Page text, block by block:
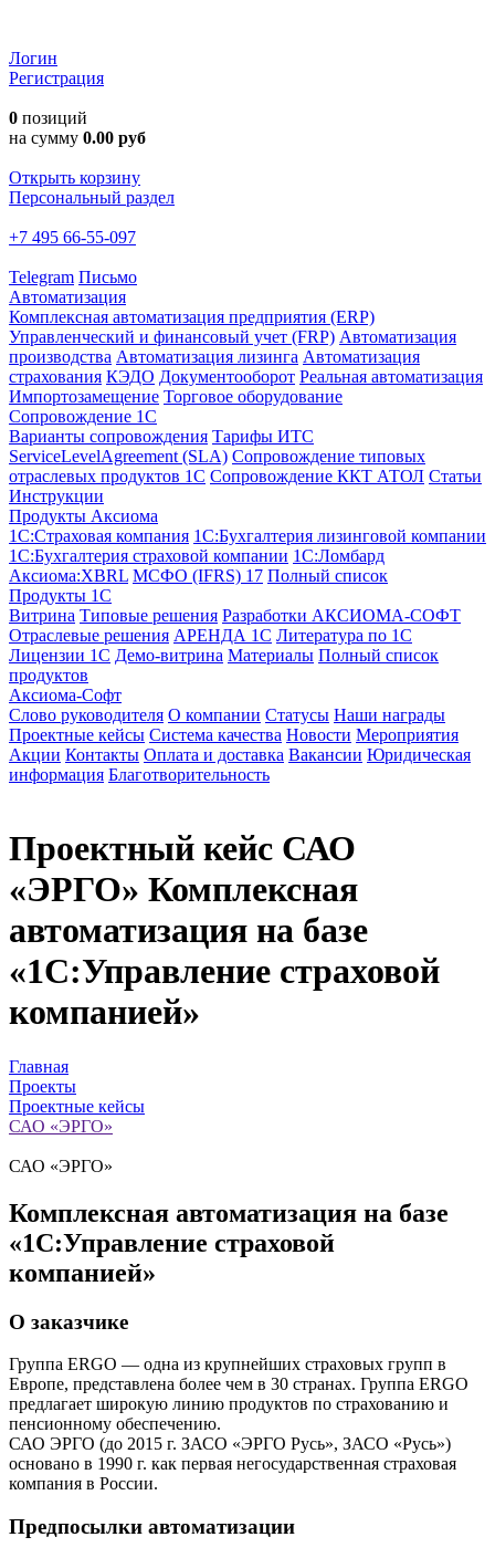
Логин
Регистрация
0 позиций
на сумму 0.00 руб
Открыть корзину
Персональный раздел
+7 495 66-55-097
Telegram Письмо
Автоматизация
Комплексная автоматизация предприятия (ERP)
Управленческий и финансовый учет (FRP) Автоматизация
производства Автоматизация лизинга Автоматизация
страхования КЭДО Документооборот Реальная автоматизация
Импортозамещение Торговое оборудование
Сопровождение 1С
Варианты сопровождения Тарифы ИТС
ServiceLevelAgreement (SLA) Сопровождение типовых
отраслевых продуктов 1С Сопровождение ККТ АТОЛ Статьи
Инструкции
Продукты Аксиома
1С:Страховая компания 1С:Бухгалтерия лизинговой компании
1С:Бухгалтерия страховой компании 1С:Ломбард
Аксиома:XBRL МСФО (IFRS) 17 Полный список
Продукты 1С
Витрина Типовые решения Разработки АКСИОМА-СОФТ
Отраслевые решения АРЕНДА 1С Литература по 1С
Лицензии 1C Демо-витрина Материалы Полный список
продуктов
Аксиома-Софт
Слово руководителя О компании Статусы Наши награды
Проектные кейсы Система качества Новости Мероприятия
Акции Контакты Оплата и доставка Вакансии Юридическая
информация Благотворительность
Проектный кейс САО
«ЭРГО» Комплексная
автоматизация на базе
«1С:Управление страховой
компанией»
Главная
Проекты
Проектные кейсы
САО «ЭРГО»
САО «ЭРГО»
Комплексная автоматизация на базе
«1С:Управление страховой
компанией»
О заказчике
Группа ERGO — одна из крупнейших страховых групп в
Европе, представлена более чем в 30 странах. Группа ERGO
предлагает широкую линию продуктов по страхованию и
пенсионному обеспечению.
САО ЭРГО (до 2015 г. ЗАСО «ЭРГО Русь», ЗАСО «Русь»)
основано в 1990 г. как первая негосударственная страховая
компания в России.
Предпосылки автоматизации